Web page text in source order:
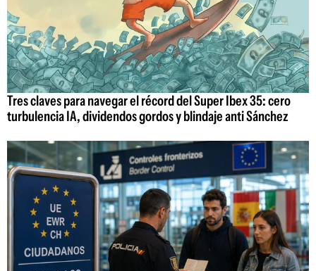
Tres claves para navegar el récord del Super Ibex 35: cero
turbulencia IA, dividendos gordos y blindaje anti Sánchez